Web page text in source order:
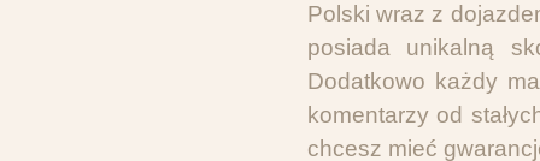
Polski wraz z
posiada unikalną
Dodatkowo każdy
komentarzy od
chcesz mieć